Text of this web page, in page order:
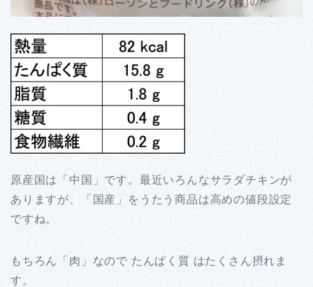
原産国は「中国」です。最近いろんなサラダチキンが
ありますが、「国産」をうたう商品は高めの値段設定
ですね。
もちろん「肉」なので たんぱく質 はたくさん摂れま
す。